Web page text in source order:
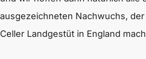
ausgezeichneten Nachwuchs,
Celler Landgestüt in England